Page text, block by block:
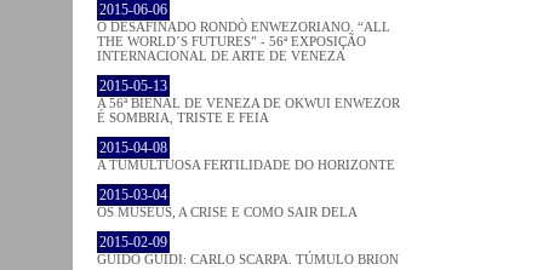
2015-06-06
O DESAFINADO RONDÒ ENWEZORIANO. “ALL
THE WORLD´S FUTURES” - 56ª EXPOSIÇÃO
INTERNACIONAL DE ARTE DE VENEZA
2015-05-13
A 56ª BIENAL DE VENEZA DE OKWUI ENWEZOR
É SOMBRIA, TRISTE E FEIA
2015-04-08
A TUMULTUOSA FERTILIDADE DO HORIZONTE
2015-03-04
OS MUSEUS, A CRISE E COMO SAIR DELA
2015-02-09
GUIDO GUIDI: CARLO SCARPA. TÚMULO BRION